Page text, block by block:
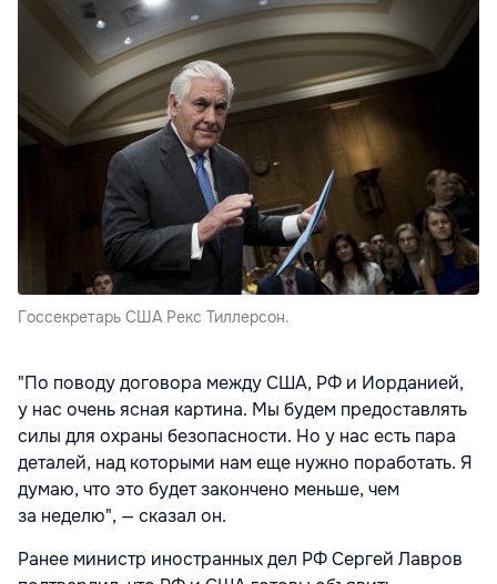
Госсекретарь США Рекс Тиллерсон.
"По поводу договора между США, РФ и Иорданией,
у нас очень ясная картина. Мы будем предоставлять
силы для охраны безопасности. Но у нас есть пара
деталей, над которыми нам еще нужно поработать. Я
думаю, что это будет закончено меньше, чем
за неделю", — сказал он.
Ранее министр иностранных дел РФ Сергей Лавров